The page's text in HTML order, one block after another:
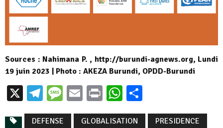
Sources : Nahimana P. , http://burundi-agnews.org, Lundi
19 juin 2023 | Photo : AKEZA Burundi, OPDD-Burundi
X Telegram
Message
EmailPrintWhatsApp
DEFENSE GLOBALISATION PRESIDENCE